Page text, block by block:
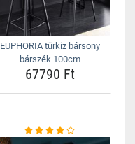
EUPHORIA türkiz bársony
bárszék 100cm
67790 Ft